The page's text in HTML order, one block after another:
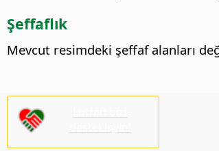
Şeffaflık
Mevcut resimdeki şeffaf alanları